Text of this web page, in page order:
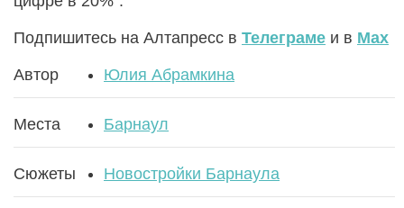
Подпишитесь на Алтапресс в Телеграме и в Max
Автор Юлия Абрамкина
Места Барнаул
Сюжеты Новостройки Барнаула